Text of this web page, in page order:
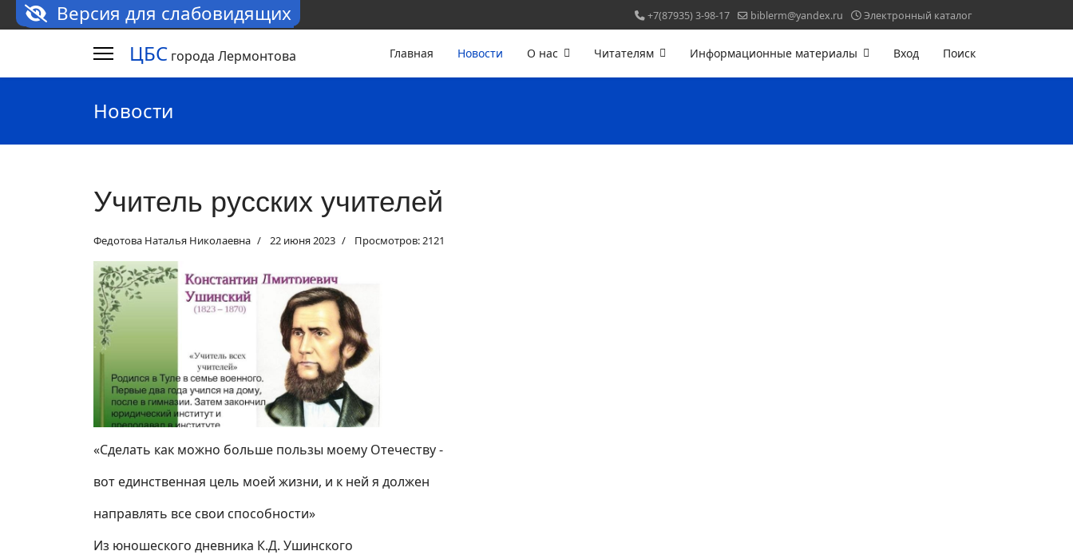
Версия для слабовидящих +7(87935) 3-98-17 biblerm@yandex.ru Электронный каталог
ЦБС города Лермонтова Главная Новости О нас Читателям Информационные материалы Вход Поиск
Новости
Учитель русских учителей
Федотова Наталья Николаевна 22 июня 2023 Просмотров: 2121
«Сделать как можно больше пользы моему Отечеству -
вот единственная цель моей жизни, и к ней я должен
направлять все свои способности»
Из юношеского дневника К.Д. Ушинского